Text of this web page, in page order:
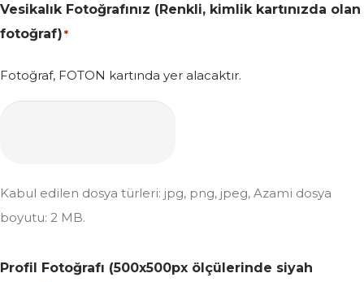
Vesikalık Fotoğrafınız (Renkli, kimlik kartınızda olan
fotoğraf)*
Fotoğraf, FOTON kartında yer alacaktır.
Kabul edilen dosya türleri: jpg, png, jpeg, Azami dosya
boyutu: 2 MB.
Profil Fotoğrafı (500x500px ölçülerinde siyah